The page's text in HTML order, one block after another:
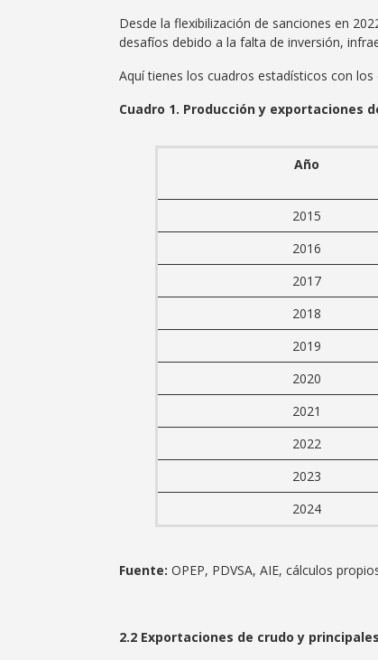
Desde la flexibilización de sanciones en
desafíos debido a la falta de inversión,
Aquí tienes los cuadros estadísticos con
Cuadro 1. Producción y exportaciones
Año
2015
2016
2017
2018
2019
2020
2021
2022
2023
2024
Fuente: OPEP, PDVSA, AIE, cálculos
2.2 Exportaciones de crudo y